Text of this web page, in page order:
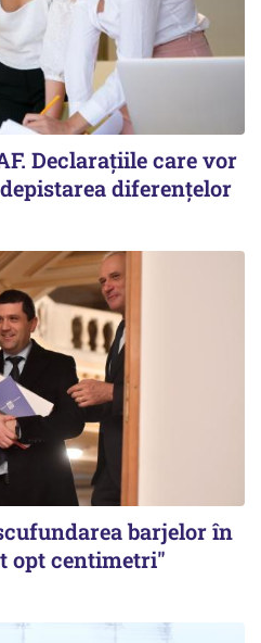
Declarațiile care vor
diferențelor
barjelor în
opt centimetri"